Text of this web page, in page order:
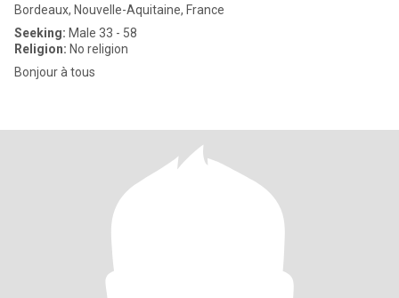
Bordeaux, Nouvelle-Aquitaine, France
Seeking: Male 33 - 58
Religion: No religion
Bonjour à tous